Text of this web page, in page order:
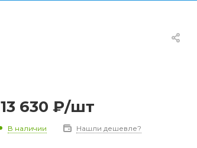
13 630 ₽/шт
В наличии Нашли дешевле?